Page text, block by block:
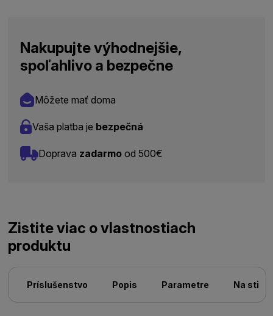
Nakupujte výhodnejšie,
spoľahlivo a bezpečne
Môžete mať doma
Vaša platba je bezpečná
Doprava zadarmo od 500€
Zistite viac o vlastnostiach
produktu
Príslušenstvo Popis Parametre Na